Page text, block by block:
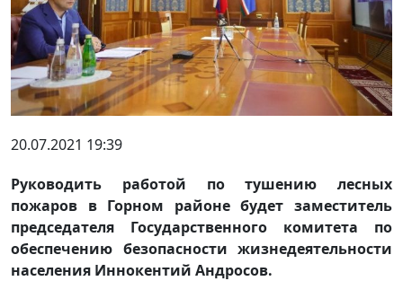
20.07.2021 19:39
Руководить работой по тушению лесных
пожаров в Горном районе будет заместитель
председателя Государственного комитета по
обеспечению безопасности жизнедеятельности
населения Иннокентий Андросов.